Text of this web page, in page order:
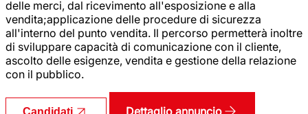
delle merci, dal ricevimento all'esposizione e alla
vendita;applicazione delle procedure di sicurezza
all'interno del punto vendita. Il percorso permetterà inoltre
di sviluppare capacità di comunicazione con il cliente,
ascolto delle esigenze, vendita e gestione della relazione
con il pubblico.
Candidati Dettaglio annuncio